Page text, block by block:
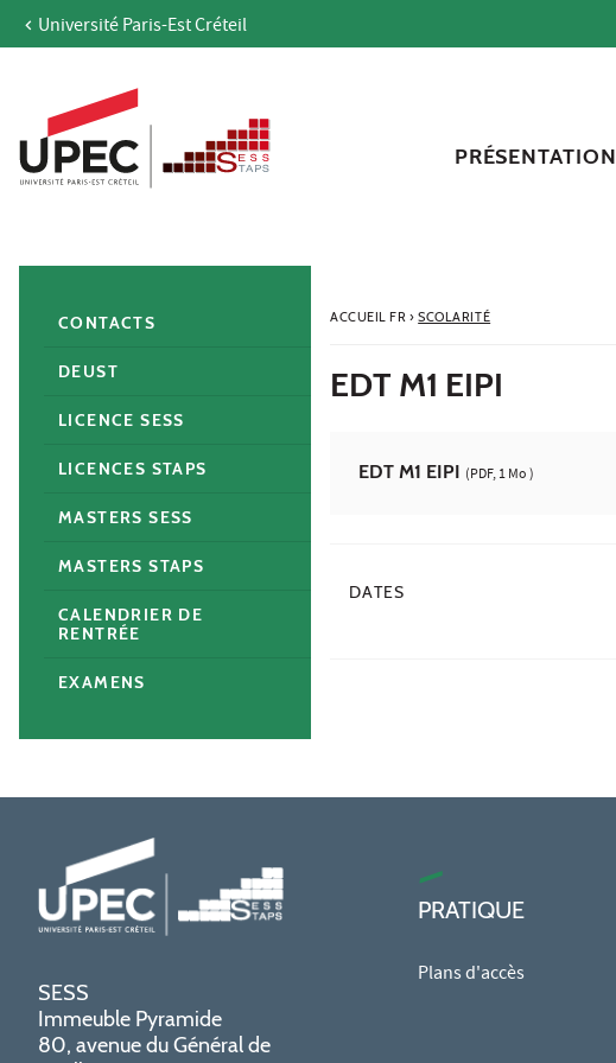
Aller au contenu
Accès directs
Recherche
Navigation secondaire
Université Paris-Est Créteil
PRÉSENTATION
ACCUEIL FR› SCOLARITÉ
EDT M1 EIPI
EDT M1 EIPI (PDF, 1 Mo )
DATES
CONTACTS
DEUST
LICENCE SESS
LICENCES STAPS
MASTERS SESS
MASTERS STAPS
CALENDRIER DE
RENTRÉE
EXAMENS
SESS
Immeuble Pyramide
80, avenue du Général de
PRATIQUE
Plans d'accès